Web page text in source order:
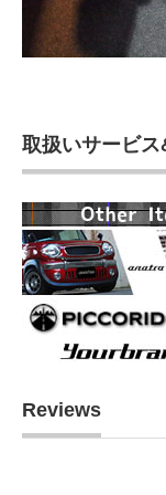
取扱いサービ
Reviews